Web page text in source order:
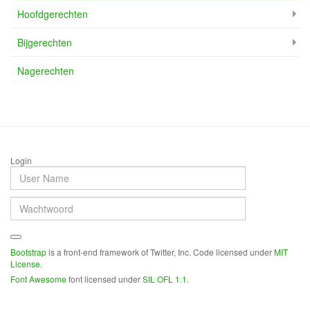
Hoofdgerechten
Bijgerechten
Nagerechten
Login
Bootstrapis a front-end framework of Twitter, Inc. Code licensed underMIT
License.
Font Awesomefont licensed underSIL OFL 1.1.